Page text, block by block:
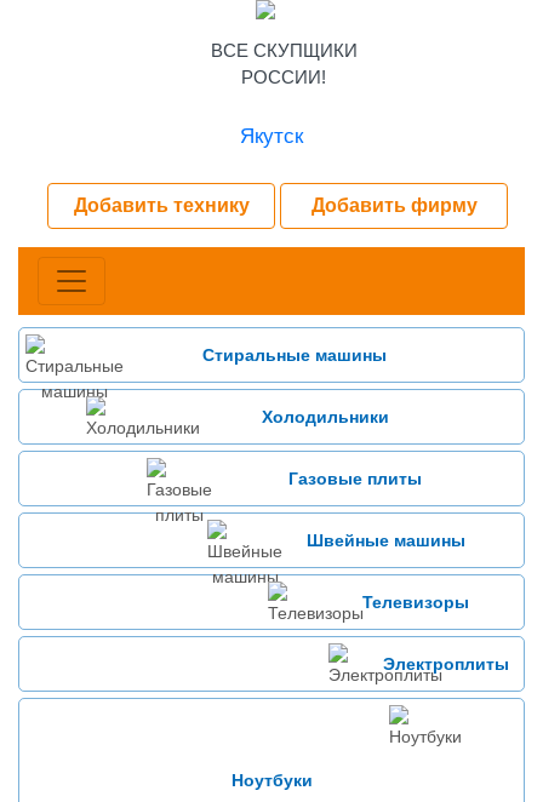
ВСЕ СКУПЩИКИ
РОССИИ!
Якутск
Добавить технику Добавить фирму
Стиральные машины
Холодильники
Газовые плиты
Швейные машины
Телевизоры
Электроплиты
Ноутбуки